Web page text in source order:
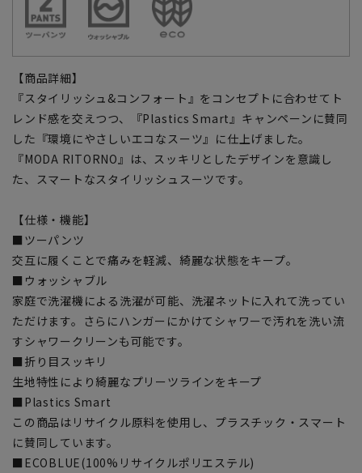
【商品詳細】
『スタイリッシュ&コンフォート』をコンセプトに合わせてト
レンド感を交えつつ、『Plastics Smart』キャンペーンに賛同
した『環境にやさしいエコなスーツ』に仕上げました。
『MODA RITORNO』は、スッキリとしたデザインを意識し
た、スマートなスタイリッシュスーツです。
【仕様・機能】
■ツーパンツ
交互に履くことで痛みを軽減、綺麗な状態をキープ。
■ウォッシャブル
家庭で洗濯機による洗濯が可能、洗濯ネットに入れて洗ってい
ただけます。さらにハンガーにかけてシャワーで汚れを洗い流
すシャワークリーンも可能です。
■折り目スッキリ
生地特性により綺麗なプリーツラインをキープ
■Plastics Smart
この商品はリサイクル原料を使用し、プラスチック・スマート
に賛同しています。
■ECOBLUE(100%リサイクルポリエステル)